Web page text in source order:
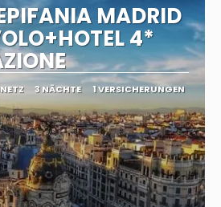
MADRID
4*
3 NÄCHTE 1 VERSICHERUNGEN